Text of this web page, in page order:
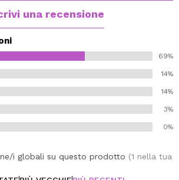
una recensione
69%
14%
14%
3%
0%
i globali su questo prodotto (1 nella tua